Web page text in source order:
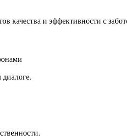
качества и эффективности с
диалоге.